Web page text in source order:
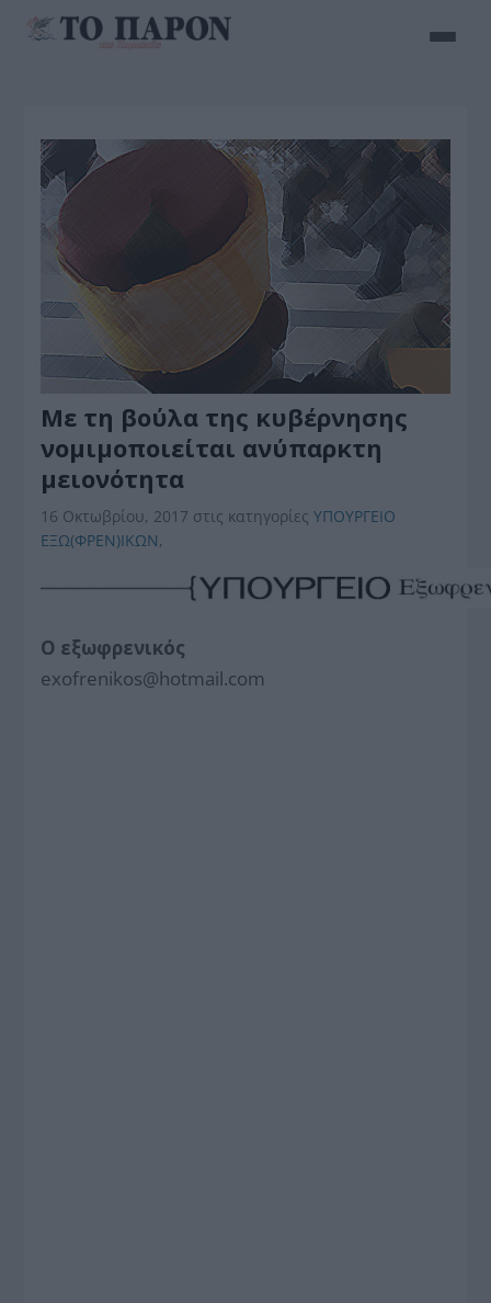
Με τη βούλα της κυβέρνησης
νομιμοποιείται ανύπαρκτη
μειονότητα
16 Οκτωβρίου, 2017 στις κατηγορίεςΥΠΟΥΡΓΕΙΟ
ΕΞΩ(ΦΡΕΝ)ΙΚΩΝ,
O εξωφρενικός
exofrenikos@hotmail.com